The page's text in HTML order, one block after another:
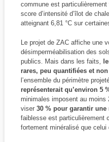
commune est particulièrement
score d’intensité d’îlot de
atteignant 6,81 °C sur
Le projet de ZAC affiche une
désimperméabilisation des
publics. Mais dans les faits,
rares, peu quantifiées et
l’ensemble du périmètre
représenterait qu’environ 5
minimales imposent au moins
viser 30 % pour garantir
faiblesse est particulièrement
fortement minéralisé que